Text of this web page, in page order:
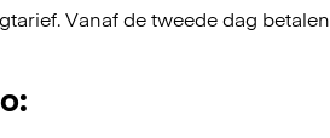
Vanaf de tweede dag betalen